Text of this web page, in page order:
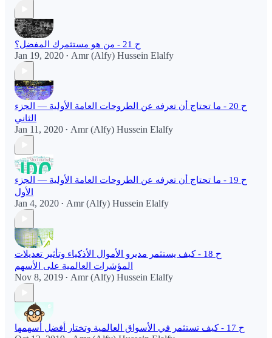
ح 21 - من هو مستثمرك المفضل؟
Jan 19, 2020 • Amr (Alfy) Hussein Elalfy
ح 20 - ما تحتاج أن تعرفه عن الطروحات العامة الأولية — الجزء
الثاني
Jan 11, 2020 • Amr (Alfy) Hussein Elalfy
ح 19 - ما تحتاج أن تعرفه عن الطروحات العامة الأولية — الجزء
الأول
Jan 4, 2020 • Amr (Alfy) Hussein Elalfy
ح 18 - كيف يستثمر مديرو الأموال الأذكياء وتأثير تعديلات
المؤشرات العالمية على الأسهم
Nov 8, 2019 • Amr (Alfy) Hussein Elalfy
ح 17 - كيف تستثمر في الأسواق العالمية وتختار أفضل أسهمها